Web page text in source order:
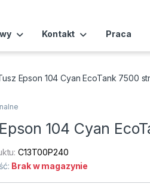
Kontakt Praca
Epson 104 Cyan EcoTank 7500
104 Cyan
C13T00P240
Brak w magazynie